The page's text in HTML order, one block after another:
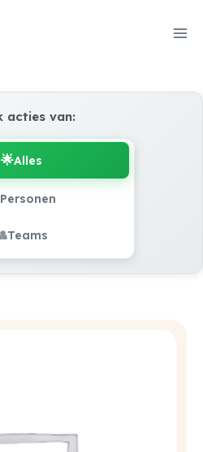
acties van:
🌟Alles
Personen
Teams